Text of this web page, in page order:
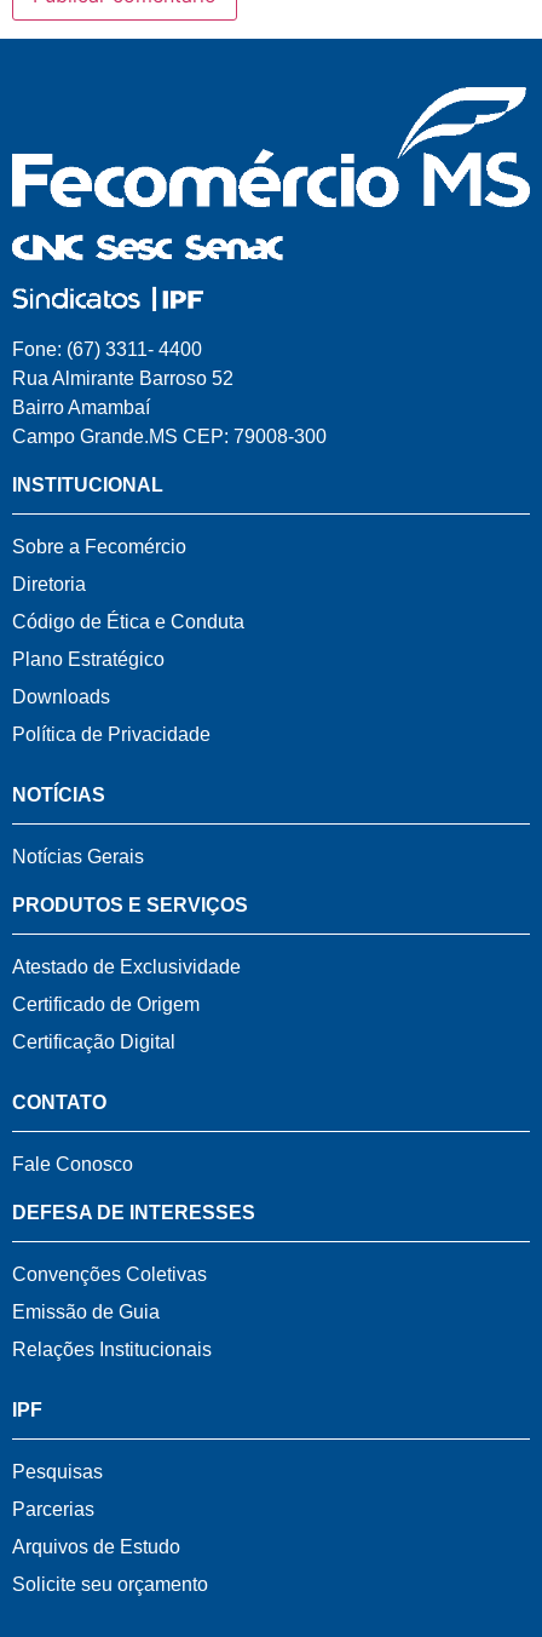
Fone: (67) 3311- 4400
Rua Almirante Barroso 52
Bairro Amambaí
Campo Grande.MS CEP: 79008-300
INSTITUCIONAL
Sobre a Fecomércio
Diretoria
Código de Ética e Conduta
Plano Estratégico
Downloads
Política de Privacidade
NOTÍCIAS
Notícias Gerais
PRODUTOS E SERVIÇOS
Atestado de Exclusividade
Certificado de Origem
Certificação Digital
CONTATO
Fale Conosco
DEFESA DE INTERESSES
Convenções Coletivas
Emissão de Guia
Relações Institucionais
IPF
Pesquisas
Parcerias
Arquivos de Estudo
Solicite seu orçamento